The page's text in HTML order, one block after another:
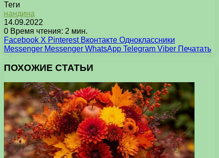
Теги
нандина
14.09.2022
0 Время чтения: 2 мин.
Facebook X Pinterest Вконтакте Одноклассники
Messenger Messenger WhatsApp Telegram Viber Печатать
ПОХОЖИЕ СТАТЬИ